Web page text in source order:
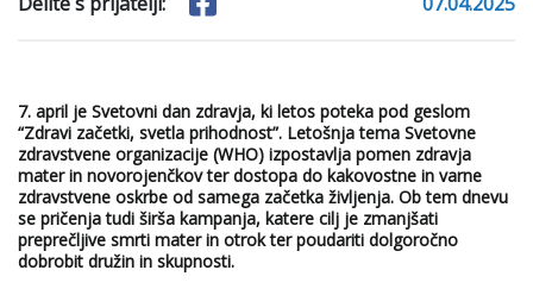
7. april je Svetovni dan zdravja, ki letos poteka pod geslom
“Zdravi začetki, svetla prihodnost”. Letošnja tema Svetovne
zdravstvene organizacije (WHO) izpostavlja pomen zdravja
mater in novorojenčkov ter dostopa do kakovostne in varne
zdravstvene oskrbe od samega začetka življenja. Ob tem dnevu
se pričenja tudi širša kampanja, katere cilj je zmanjšati
preprečljive smrti mater in otrok ter poudariti dolgoročno
dobrobit družin in skupnosti.